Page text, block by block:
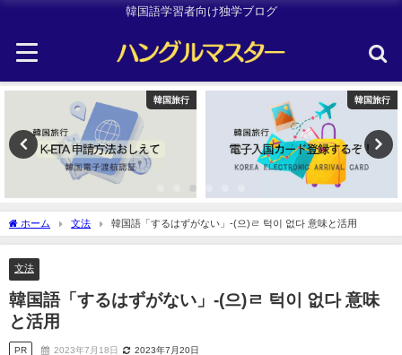
韓国語学習者向け独学ブログ
韓国旅行 TOPIK
ホーム 文法 韓国語「するはずがない」-(으)ㄹ 턱이 없다 意味と活用
文法
韓国語「するはずがない」-(으)ㄹ 턱이 없다 意味
と活用
PR 2023年7月18日 2023年7月20日